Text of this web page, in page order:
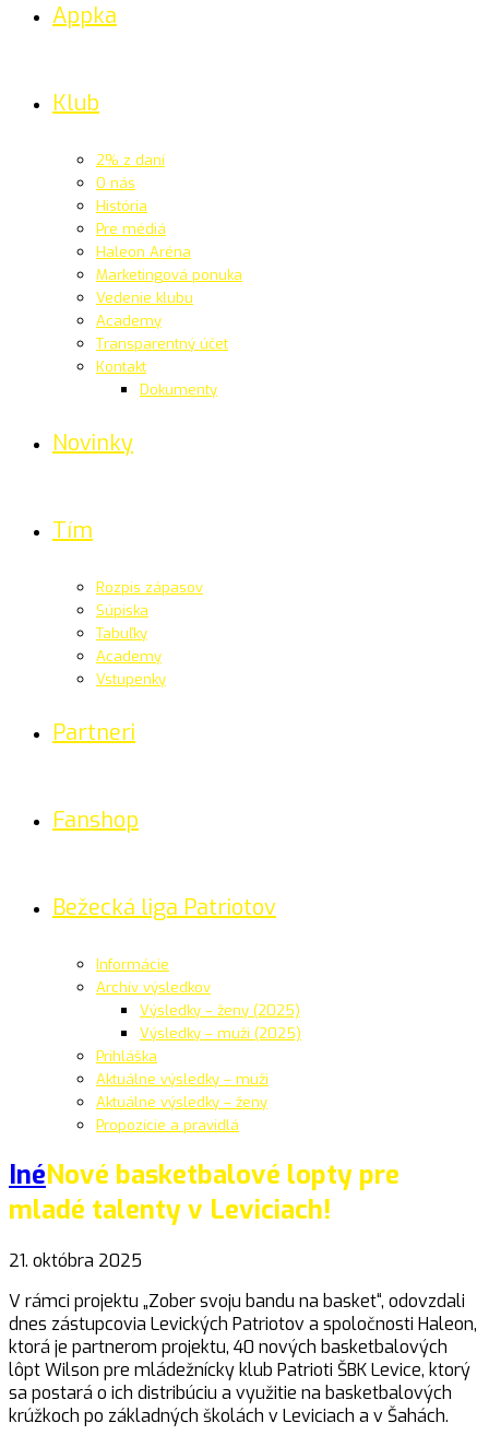
Appka
Klub
2% z daní
O nás
História
Pre médiá
Haleon Aréna
Marketingová ponuka
Vedenie klubu
Academy
Transparentný účet
Kontakt
Dokumenty
Novinky
Tím
Rozpis zápasov
Súpiska
Tabuľky
Academy
Vstupenky
Partneri
Fanshop
Bežecká liga Patriotov
Informácie
Archív výsledkov
Výsledky – ženy (2025)
Výsledky – muži (2025)
Prihláška
Aktuálne výsledky – muži
Aktuálne výsledky – ženy
Propozície a pravidlá
InéNové basketbalové lopty pre
mladé talenty v Leviciach!
21. októbra 2025
V rámci projektu „Zober svoju bandu na basket“, odovzdali
dnes zástupcovia Levických Patriotov a spoločnosti Haleon,
ktorá je partnerom projektu, 40 nových basketbalových
lôpt Wilson pre mládežnícky klub Patrioti ŠBK Levice, ktorý
sa postará o ich distribúciu a využitie na basketbalových
krúžkoch po základných školách v Leviciach a v Šahách.